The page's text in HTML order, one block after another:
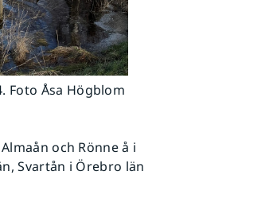
Foto Åsa Högblom
och Rönne å i
Svartån i Örebro län